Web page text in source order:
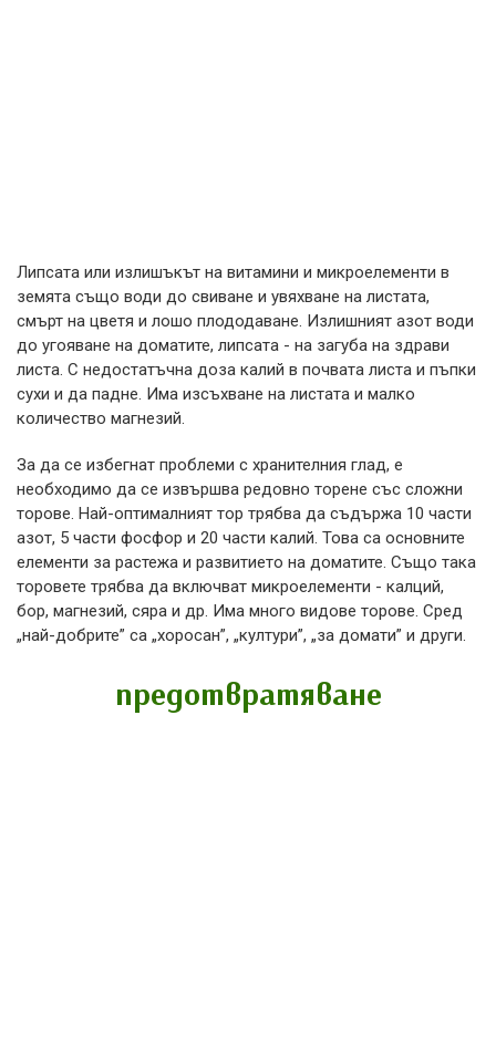
Липсата или излишъкът на витамини и микроелементи в
земята също води до свиване и увяхване на листата,
смърт на цветя и лошо плододаване. Излишният азот води
до угояване на доматите, липсата - на загуба на здрави
листа. С недостатъчна доза калий в почвата листа и пъпки
сухи и да падне. Има изсъхване на листата и малко
количество магнезий.
За да се избегнат проблеми с хранителния глад, е
необходимо да се извършва редовно торене със сложни
торове. Най-оптималният тор трябва да съдържа 10 части
азот, 5 части фосфор и 20 части калий. Това са основните
елементи за растежа и развитието на доматите. Също така
торовете трябва да включват микроелементи - калций,
бор, магнезий, сяра и др. Има много видове торове. Сред
„най-добрите” са „хоросан”, „култури”, „за домати” и други.
предотвратяване